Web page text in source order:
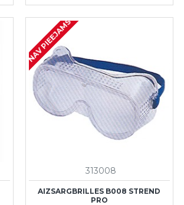
NAV PIEEJAMS
313008
AIZSARGBRILLES B008 STREND
PRO